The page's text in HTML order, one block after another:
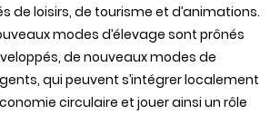
de loisirs, de tourisme et d’animations.
modes d’élevage sont prônés
de nouveaux modes de
qui peuvent s’intégrer localement
circulaire et jouer ainsi un rôle